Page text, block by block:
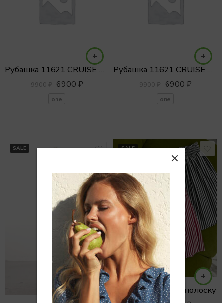
Рубашка 11621 CRUISE в полоску
9900₽ 6900 ₽
one
Рубашка 11621 CRUISE полоска
9900₽ 6900 ₽
one
SALE SALE
Шорты CRUISE в полоску